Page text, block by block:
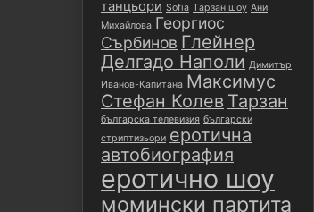
танцьори Sofia Tарзан шоу Ани
Михайлова Георгиос
Сърбинов Глейнер
Делгадо Наполи Димитър
Иванов-Капитана Максимус
Стефан Колев Тарзан
българска телевизия български
стриптизьори еротична
автобиография
еротично шоу
момински партита